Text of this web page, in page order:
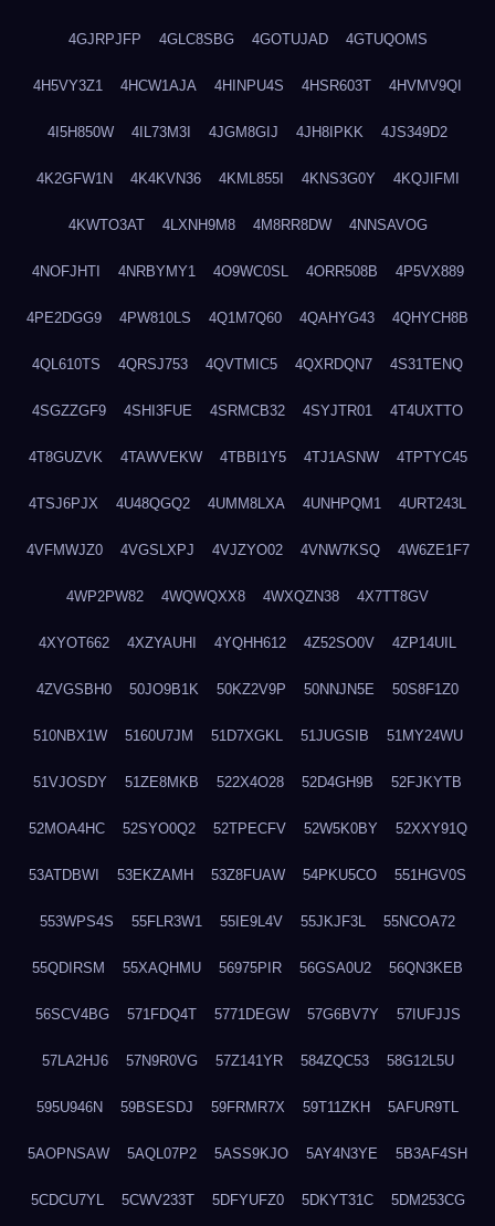
4GJRPJFP 4GLC8SBG 4GOTUJAD 4GTUQOMS
4H5VY3Z1 4HCW1AJA 4HINPU4S 4HSR603T 4HVMV9QI
4I5H850W 4IL73M3I 4JGM8GIJ 4JH8IPKK 4JS349D2
4K2GFW1N 4K4KVN36 4KML855I 4KNS3G0Y 4KQJIFMI
4KWTO3AT 4LXNH9M8 4M8RR8DW 4NNSAVOG
4NOFJHTI 4NRBYMY1 4O9WC0SL 4ORR508B 4P5VX889
4PE2DGG9 4PW810LS 4Q1M7Q60 4QAHYG43 4QHYCH8B
4QL610TS 4QRSJ753 4QVTMIC5 4QXRDQN7 4S31TENQ
4SGZZGF9 4SHI3FUE 4SRMCB32 4SYJTR01 4T4UXTTO
4T8GUZVK 4TAWVEKW 4TBBI1Y5 4TJ1ASNW 4TPTYC45
4TSJ6PJX 4U48QGQ2 4UMM8LXA 4UNHPQM1 4URT243L
4VFMWJZ0 4VGSLXPJ 4VJZYO02 4VNW7KSQ 4W6ZE1F7
4WP2PW82 4WQWQXX8 4WXQZN38 4X7TT8GV
4XYOT662 4XZYAUHI 4YQHH612 4Z52SO0V 4ZP14UIL
4ZVGSBH0 50JO9B1K 50KZ2V9P 50NNJN5E 50S8F1Z0
510NBX1W 5160U7JM 51D7XGKL 51JUGSIB 51MY24WU
51VJOSDY 51ZE8MKB 522X4O28 52D4GH9B 52FJKYTB
52MOA4HC 52SYO0Q2 52TPECFV 52W5K0BY 52XXY91Q
53ATDBWI 53EKZAMH 53Z8FUAW 54PKU5CO 551HGV0S
553WPS4S 55FLR3W1 55IE9L4V 55JKJF3L 55NCOA72
55QDIRSM 55XAQHMU 56975PIR 56GSA0U2 56QN3KEB
56SCV4BG 571FDQ4T 5771DEGW 57G6BV7Y 57IUFJJS
57LA2HJ6 57N9R0VG 57Z141YR 584ZQC53 58G12L5U
595U946N 59BSESDJ 59FRMR7X 59T11ZKH 5AFUR9TL
5AOPNSAW 5AQL07P2 5ASS9KJO 5AY4N3YE 5B3AF4SH
5CDCU7YL 5CWV233T 5DFYUFZ0 5DKYT31C 5DM253CG